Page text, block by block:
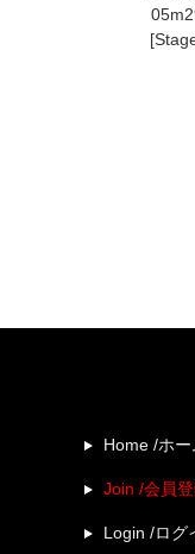
Home /ホー
Join /会員
Login /ログ